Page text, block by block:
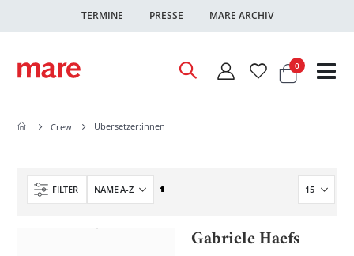
TERMINE PRESSE MARE ARCHIV
Warenkorb
0Artikel
Crew Übersetzer:innen
FILTER
In
Gabriele Haefs